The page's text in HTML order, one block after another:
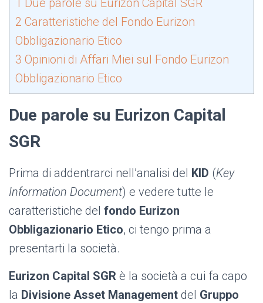
1 Due parole su Eurizon Capital SGR
2 Caratteristiche del Fondo Eurizon
Obbligazionario Etico
3 Opinioni di Affari Miei sul Fondo Eurizon
Obbligazionario Etico
Due parole su Eurizon Capital
SGR
Prima di addentrarci nell’analisi del KID (Key
Information Document) e vedere tutte le
caratteristiche del fondo Eurizon
Obbligazionario Etico, ci tengo prima a
presentarti la società.
Eurizon Capital SGR è la società a cui fa capo
la Divisione Asset Management del Gruppo